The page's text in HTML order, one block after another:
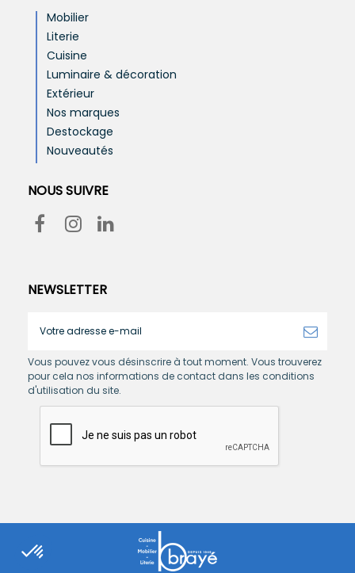
Mobilier
Literie
Cuisine
Luminaire & décoration
Extérieur
Nos marques
Destockage
Nouveautés
NOUS SUIVRE
NEWSLETTER
Vous pouvez vous désinscrire à tout moment. Vous trouverez
pour cela nos informations de contact dans les conditions
d'utilisation du site.